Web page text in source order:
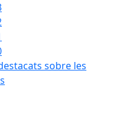
sobre les